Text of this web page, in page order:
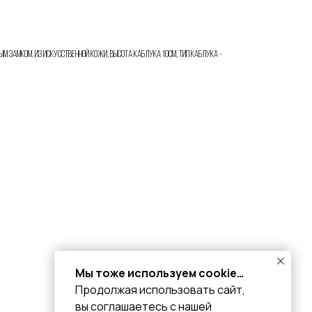
Мы тоже используем cookie…
Продолжая использовать сайт,
вы соглашаетесь с нашей
замком, из искусственной кожи, высота каблука 10см, тип каблука -